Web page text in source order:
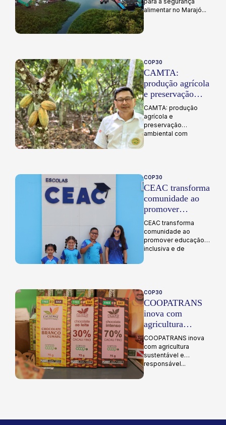
alimentar no Marajó...
COP30
CAMTA:
produção agrícola
e preservação
ambiental com
SAFTA
CAMTA: produção
agrícola e
preservação
ambiental com
COP30
CEAC transforma
comunidade ao
promover
educação
inclusiva e de
qualidade
CEAC transforma
comunidade ao
promover educação
inclusiva e de
COP30
COOPATRANS
inova com
agricultura
sustentável e
responsável
COOPATRANS inova
com agricultura
sustentável e
responsável...